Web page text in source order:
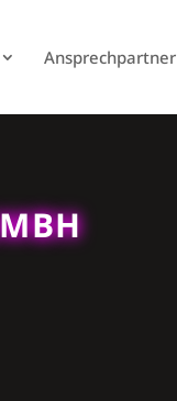
Ansprechpartner